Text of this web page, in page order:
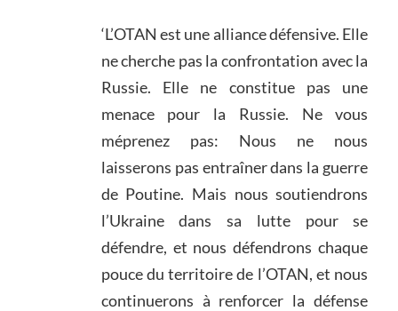
‘L’OTAN est une alliance défensive. Elle
ne cherche pas la confrontation avec la
Russie. Elle ne constitue pas une
menace pour la Russie. Ne vous
méprenez pas: Nous ne nous
laisserons pas entraîner dans la guerre
de Poutine. Mais nous soutiendrons
l’Ukraine dans sa lutte pour se
défendre, et nous défendrons chaque
pouce du territoire de l’OTAN, et nous
continuerons à renforcer la défense